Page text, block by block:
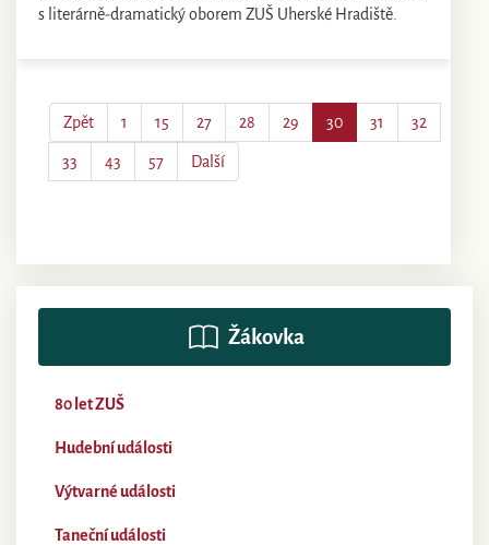
s literárně-dramatický oborem ZUŠ Uherské Hradiště.
Zpět 1 15 27 28 29 30 31 32
33 43 57 Další
Žákovka
80 let ZUŠ
Hudební události
Výtvarné události
Taneční události